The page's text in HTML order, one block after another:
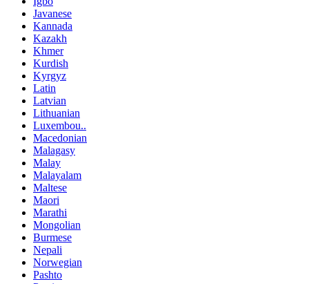
Javanese
Kannada
Kazakh
Khmer
Kurdish
Kyrgyz
Latin
Latvian
Lithuanian
Luxembou..
Macedonian
Malagasy
Malay
Malayalam
Maltese
Maori
Marathi
Mongolian
Burmese
Nepali
Norwegian
Pashto